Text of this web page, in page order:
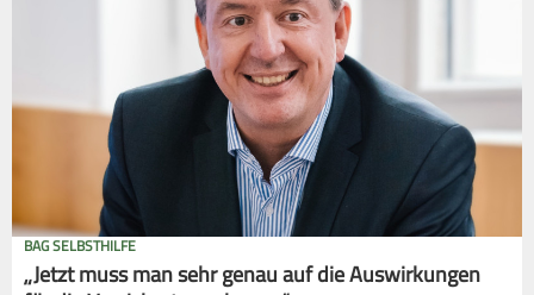
BAG SELBSTHILFE
„Jetzt muss man sehr genau auf die Auswirkungen